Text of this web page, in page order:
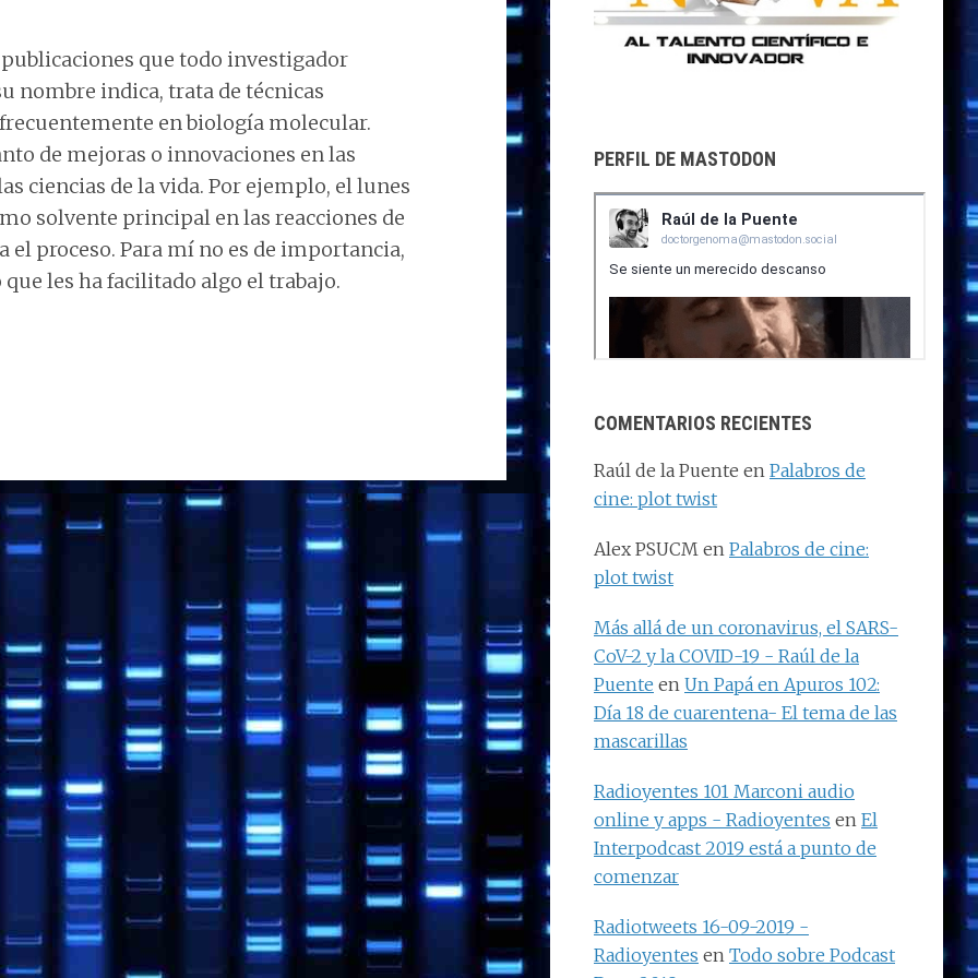
que todo investigador
nombre indica, trata de técnicas
en biología molecular.
de mejoras o innovaciones en las
ciencias de la vida. Por ejemplo, el lunes
solvente principal en las reacciones de
proceso. Para mí no es de importancia,
les ha facilitado algo el trabajo.
PERFIL DE MASTODON
COMENTARIOS RECIENTES
Raúl de la Puente en Palabros de
cine: plot twist
Alex PSUCM en Palabros de cine:
plot twist
Más allá de un coronavirus, el SARS-
CoV-2 y la COVID-19 - Raúl de la
Puente en Un Papá en Apuros 102:
Día 18 de cuarentena- El tema de las
mascarillas
Radioyentes 101 Marconi audio
online y apps - Radioyentes en El
Interpodcast 2019 está a punto de
comenzar
Radiotweets 16-09-2019 -
Radioyentes en Todo sobre Podcast